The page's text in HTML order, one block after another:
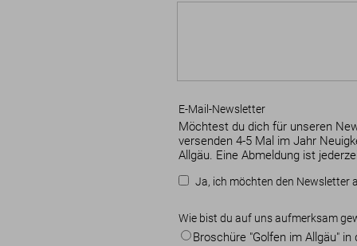
E-Mail-Newsletter
Möchtest du dich für unseren
versenden 4-5 Mal im Jahr
Allgäu. Eine Abmeldung ist
Ja, ich möchten den Newsletter
Wie bist du auf uns aufmerksam
Broschüre "Golfen im Allgäu" in